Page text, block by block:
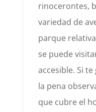
rinocerontes,
variedad de
parque
se puede
accesible. Si
la pena
que cubre el